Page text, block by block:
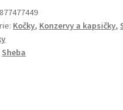
Kočky, Konzervy a kapsičky,
Sheba